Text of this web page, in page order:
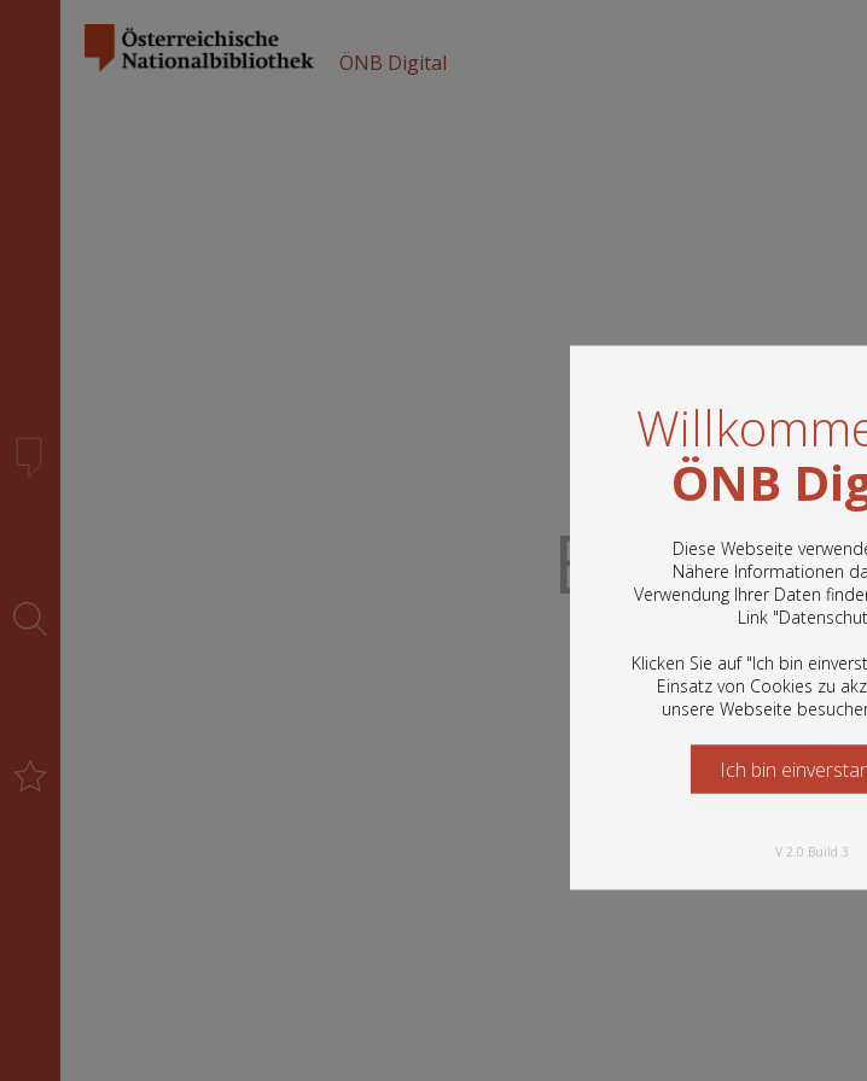
ÖNB
Diese Webseite
Nähere Informationen
Verwendung Ihrer Daten
Link "
Klicken Sie auf "Ich bin
Einsatz von Cookies zu
unsere Webseite
In diesem Portal finden
Bestände der
Grafiken und vieles
Ich bin
Starten Sie
V 2.0 Build 3
ÖNB Digital